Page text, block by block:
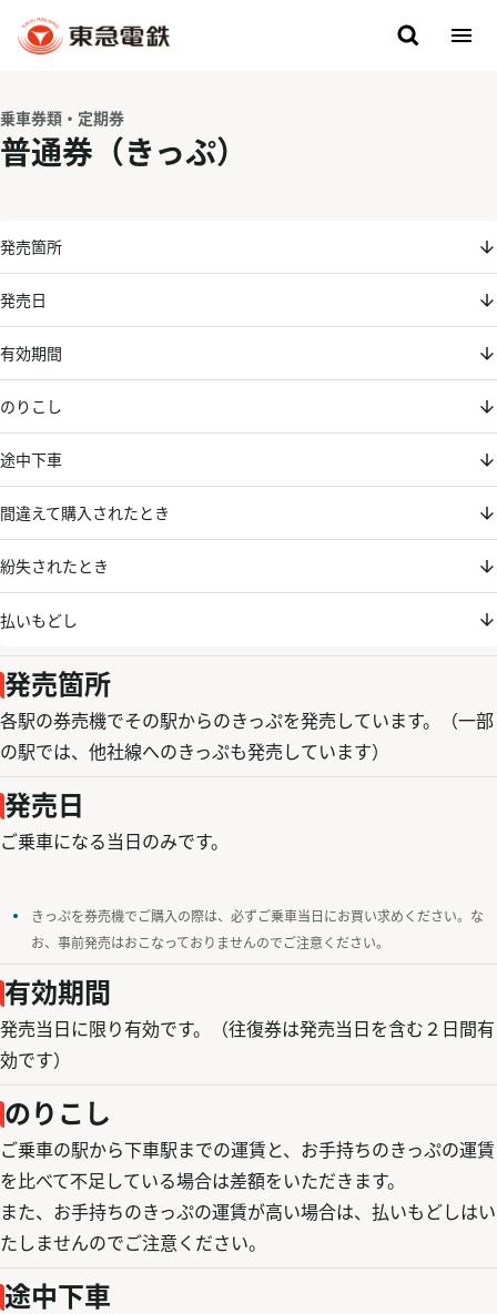
乗車券類・定期券
普通券（きっぷ）
発売箇所
発売日
有効期間
のりこし
途中下車
間違えて購入されたとき
紛失されたとき
払いもどし
発売箇所
各駅の券売機でその駅からのきっぷを発売しています。（一部
の駅では、他社線へのきっぷも発売しています）
発売日
ご乗車になる当日のみです。
きっぷを券売機でご購入の際は、必ずご乗車当日にお買い求めください。な
お、事前発売はおこなっておりませんのでご注意ください。
有効期間
発売当日に限り有効です。（往復券は発売当日を含む２日間有
効です）
のりこし
ご乗車の駅から下車駅までの運賃と、お手持ちのきっぷの運賃
を比べて不足している場合は差額をいただきます。
また、お手持ちのきっぷの運賃が高い場合は、払いもどしはい
たしませんのでご注意ください。
途中下車